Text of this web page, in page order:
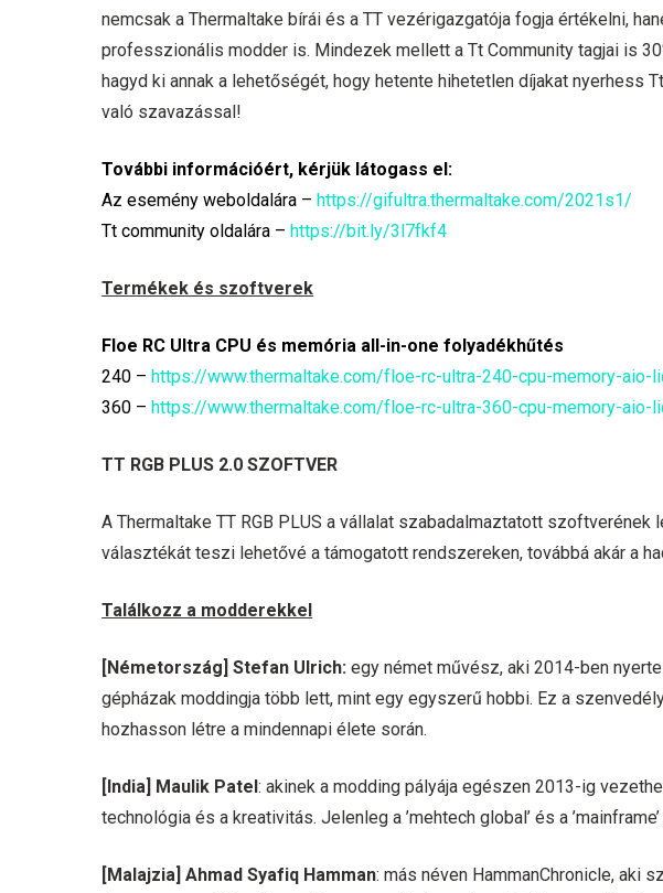
nemcsak a Thermaltake bírái és a TT vezérigazgatója fogja értékelni,
professzionális modder is. Mindezek mellett a Tt Community tagjai is
hagyd ki annak a lehetőségét, hogy hetente hihetetlen díjakat nyerhess
való szavazással!
További információért, kérjük látogass el:
Az esemény weboldalára –https://gifultra.thermaltake.com/2021s1/
Tt community oldalára –https://bit.ly/3l7fkf4
Termékek és szoftverek
Floe RC Ultra CPU és memória all-in-one folyadékhűtés
240 –https://www.thermaltake.com/floe-rc-ultra-240-cpu-memory-aio-
360 –https://www.thermaltake.com/floe-rc-ultra-360-cpu-memory-aio-
TT RGB PLUS 2.0 SZOFTVER
A Thermaltake TT RGB PLUS a vállalat szabadalmaztatott
választékát teszi lehetővé a támogatott rendszereken, továbbá akár a
Találkozz a modderekkel
[Németország] Stefan Ulrich: egy német művész, aki 2014-ben
gépházak moddingja több lett, mint egy egyszerű hobbi. Ez a
hozhasson létre a mindennapi élete során.
[India] Maulik Patel: akinek a modding pályája egészen 2013-ig
technológia és a kreativitás. Jelenleg a ’mehtech global’ és a
[Malajzia] Ahmad Syafiq Hamman: más néven HammanChronicle, aki